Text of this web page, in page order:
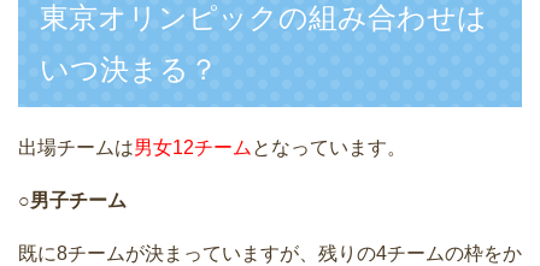
東京オリンピックの組み合わせは
いつ決まる？
出場チームは男女12チーム となっています。
○男子チーム
既に8チームが決まっていますが、残りの4チームの枠をか